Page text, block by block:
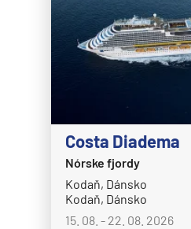
Costa Diadema
Nórske fjordy
Kodaň, Dánsko
Kodaň, Dánsko
15. 08. - 22. 08. 2026